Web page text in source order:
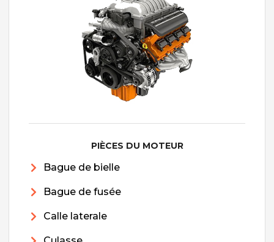
PIÈCES DU MOTEUR
Bague de bielle
Bague de fusée
Calle laterale